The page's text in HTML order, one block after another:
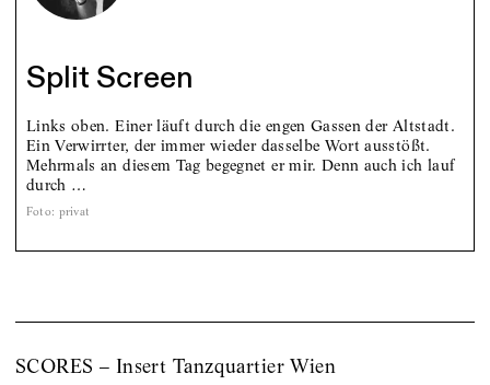
Split Screen
Links oben. Einer läuft durch die engen Gassen der Altstadt.
Ein Verwirrter, der immer wieder dasselbe Wort ausstößt.
Mehrmals an diesem Tag begegnet er mir. Denn auch ich lauf
durch …
Foto: privat
SCORES – Insert Tanzquartier Wien